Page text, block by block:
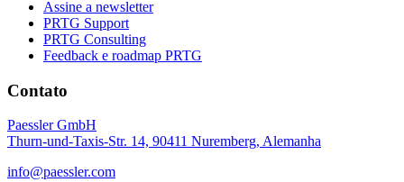
Assine a newsletter
PRTG Support
PRTG Consulting
Feedback e roadmap PRTG
Contato
Paessler GmbH
Thurn-und-Taxis-Str. 14, 90411 Nuremberg, Alemanha
info@paessler.com